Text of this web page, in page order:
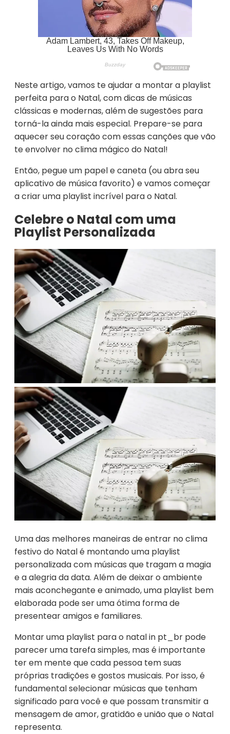
Neste artigo, vamos te ajudar a montar a playlist
perfeita para o Natal, com dicas de músicas
clássicas e modernas, além de sugestões para
torná-la ainda mais especial. Prepare-se para
aquecer seu coração com essas canções que vão
te envolver no clima mágico do Natal!
Então, pegue um papel e caneta (ou abra seu
aplicativo de música favorito) e vamos começar
a criar uma playlist incrível para o Natal.
Celebre o Natal com uma
Playlist Personalizada
Uma das melhores maneiras de entrar no clima
festivo do Natal é montando uma playlist
personalizada com músicas que tragam a magia
e a alegria da data. Além de deixar o ambiente
mais aconchegante e animado, uma playlist bem
elaborada pode ser uma ótima forma de
presentear amigos e familiares.
Montar uma playlist para o natal in pt_br pode
parecer uma tarefa simples, mas é importante
ter em mente que cada pessoa tem suas
próprias tradições e gostos musicais. Por isso, é
fundamental selecionar músicas que tenham
significado para você e que possam transmitir a
mensagem de amor, gratidão e união que o Natal
representa.